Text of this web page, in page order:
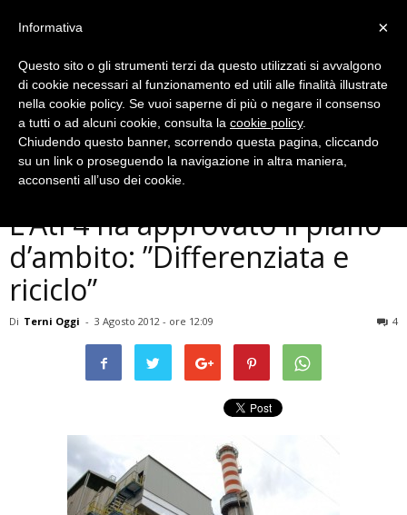
Cronaca
Terni: inceneritore addio.
L’Ati 4 ha approvato il piano
d’ambito: ”Differenziata e
riciclo”
Di Terni Oggi - 3 Agosto 2012 - ore 12:09 4
×
Informativa
Questo sito o gli strumenti terzi da questo utilizzati si avvalgono
di cookie necessari al funzionamento ed utili alle finalità illustrate
nella cookie policy. Se vuoi saperne di più o negare il consenso
a tutti o ad alcuni cookie, consulta la cookie policy.
Chiudendo questo banner, scorrendo questa pagina, cliccando
su un link o proseguendo la navigazione in altra maniera,
acconsenti all’uso dei cookie.